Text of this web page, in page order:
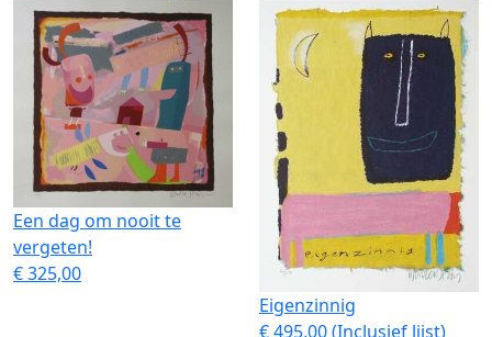
Een dag om nooit te
vergeten!
€ 325,00
Eigenzinnig
€ 495,00 (Inclusief lijst)